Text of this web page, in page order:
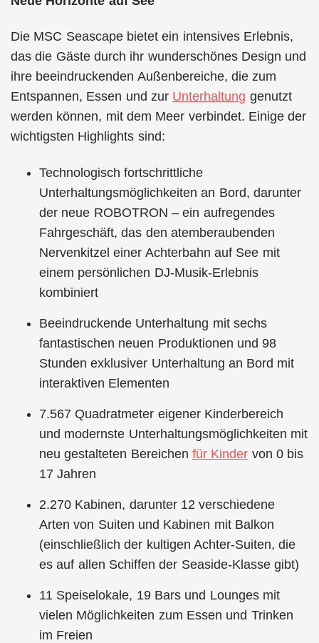
Die MSC Seascape bietet ein intensives Erlebnis,
das die Gäste durch ihr wunderschönes Design und
ihre beeindruckenden Außenbereiche, die zum
Entspannen, Essen und zur Unterhaltung genutzt
werden können, mit dem Meer verbindet. Einige der
wichtigsten Highlights sind:
Technologisch fortschrittliche
Unterhaltungsmöglichkeiten an Bord, darunter
der neue ROBOTRON – ein aufregendes
Fahrgeschäft, das den atemberaubenden
Nervenkitzel einer Achterbahn auf See mit
einem persönlichen DJ-Musik-Erlebnis
kombiniert
Beeindruckende Unterhaltung mit sechs
fantastischen neuen Produktionen und 98
Stunden exklusiver Unterhaltung an Bord mit
interaktiven Elementen
7.567 Quadratmeter eigener Kinderbereich
und modernste Unterhaltungsmöglichkeiten mit
neu gestalteten Bereichen für Kinder von 0 bis
17 Jahren
2.270 Kabinen, darunter 12 verschiedene
Arten von Suiten und Kabinen mit Balkon
(einschließlich der kultigen Achter-Suiten, die
es auf allen Schiffen der Seaside-Klasse gibt)
11 Speiselokale, 19 Bars und Lounges mit
vielen Möglichkeiten zum Essen und Trinken
im Freien